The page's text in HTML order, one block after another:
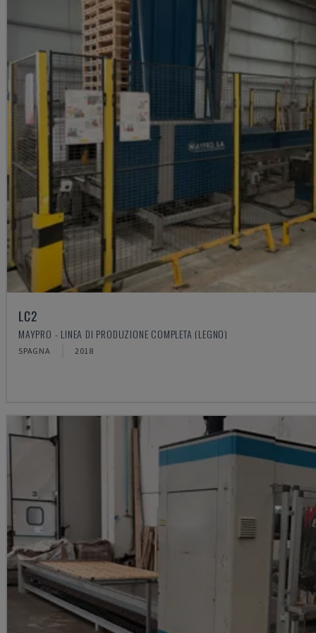
LC2
MAYPRO - LINEA DI PRODUZIONE COMPLETA (LEGNO)
SPAGNA 2018